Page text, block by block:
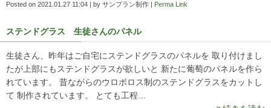
Posted on 2021.01.27 11:04 by サンプラン制作 Perma Link
ステンドグラス 生徒さんのパネル
生徒さん、昨年はご自宅にステンドグラスのパネルを 取り付けまし
たが上部にもステンドグラスが欲しいと 新たに葡萄のパネルを作ら
れています。 昔ながらのウロボロス制のステンドグラスをカットし
て 制作されています。 とても工程…